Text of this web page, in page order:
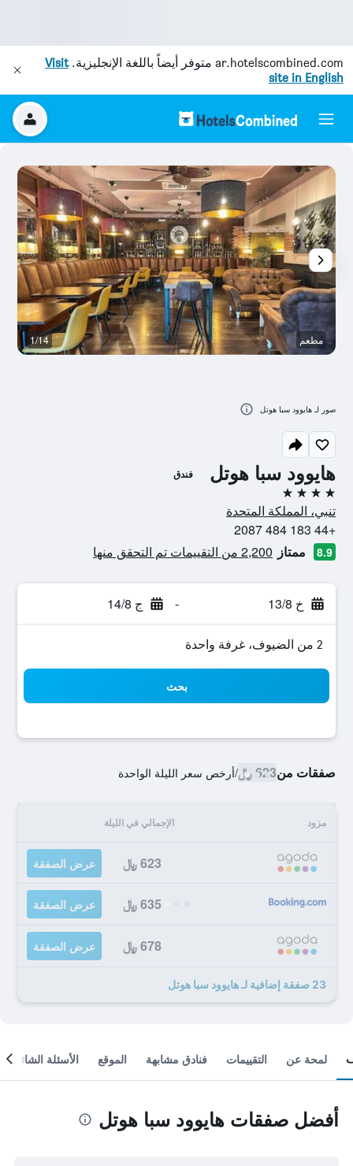
ar.hotelscombined.com متوفر أيضاً باللغة الإنجليزية.Visit
site in English
هايوود سبا هوتل فندق
4 نجوم
تنبي، المملكة المتحدة
+44 183 484 2087
8.9 ممتاز 2,200 من التقييمات تم التحقق منها
خ 13/8 - ج 14/8
2 من الضيوف، غرفة واحدة
بحث
صفقات من623 ﷼ /أرخص سعر الليلة الواحدة
مزود الإجمالي في الليلة
623 ﷼ عرض الصفقة
635 ﷼ عرض الصفقة
678 ﷼ عرض الصفقة
23 صفقة إضافية لـ هايوود سبا هوتل
مطعم 1/14
صور لـ هايوود سبا هوتل
لمحة عن التقييمات فنادق مشابهة الموقع الأسئلة الشائعة
أفضل صفقات هايوود سبا هوتل